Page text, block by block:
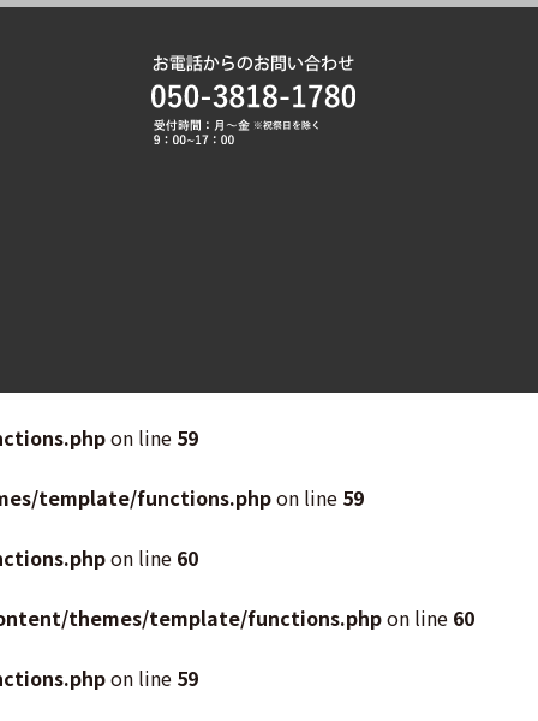
on line 59
template/functions.phpon line 59
on line 60
themes/template/functions.phpon line 60
on line 59